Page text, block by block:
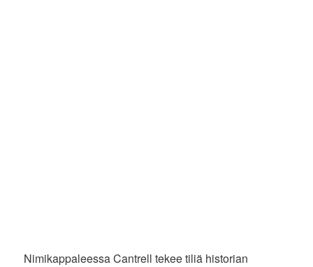
Nimikappaleessa Cantrell tekee tiliä historian